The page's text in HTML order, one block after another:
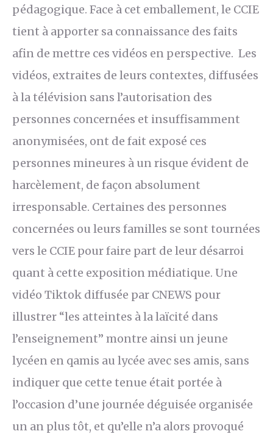
pédagogique. Face à cet emballement, le CCIE
tient à apporter sa connaissance des faits
afin de mettre ces vidéos en perspective. Les
vidéos, extraites de leurs contextes, diffusées
à la télévision sans l’autorisation des
personnes concernées et insuffisamment
anonymisées, ont de fait exposé ces
personnes mineures à un risque évident de
harcèlement, de façon absolument
irresponsable. Certaines des personnes
concernées ou leurs familles se sont tournées
vers le CCIE pour faire part de leur désarroi
quant à cette exposition médiatique. Une
vidéo Tiktok diffusée par CNEWS pour
illustrer “les atteintes à la laïcité dans
l’enseignement” montre ainsi un jeune
lycéen en qamis au lycée avec ses amis, sans
indiquer que cette tenue était portée à
l’occasion d’une journée déguisée organisée
un an plus tôt, et qu’elle n’a alors provoqué